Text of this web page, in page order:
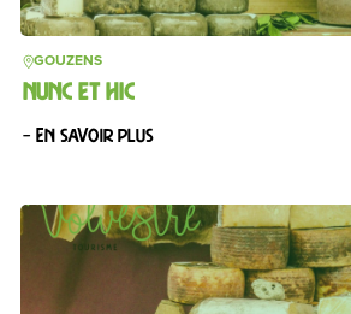
GOUZENS
NUNC ET HIC
– En savoir plus